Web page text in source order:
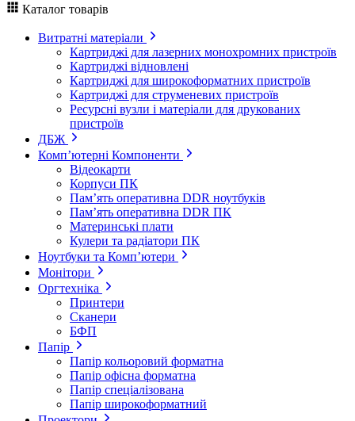
Каталог товарів
Витратні матеріали
Картриджі для лазерних монохромних пристроїв
Картриджі відновлені
Картриджі для широкоформатних пристроїв
Картриджі для струменевих пристроїв
Ресурсні вузли і матеріали для друкованих
пристроїв
ДБЖ
Комп’ютерні Компоненти
Відеокарти
Корпуси ПК
Пам’ять оперативна DDR ноутбуків
Пам’ять оперативна DDR ПК
Материнські плати
Кулери та радіатори ПК
Ноутбуки та Комп’ютери
Монітори
Оргтехніка
Принтери
Сканери
БФП
Папір
Папір кольоровий форматна
Папір офісна форматна
Папір спеціалізована
Папір широкоформатний